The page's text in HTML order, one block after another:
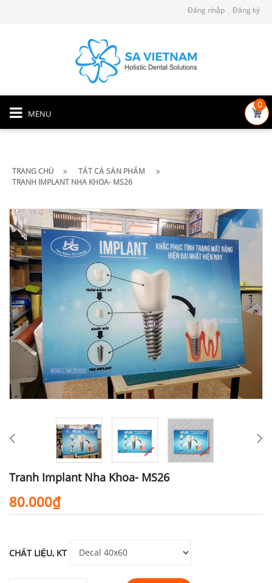
Đăng nhập Đăng ký
MENU
0
TRANG CHỦ
TẤT CẢ SẢN PHẨM
TRANH IMPLANT NHA KHOA- MS26
Tranh Implant Nha Khoa- MS26
80.000₫
CHẤT LIỆU, KT